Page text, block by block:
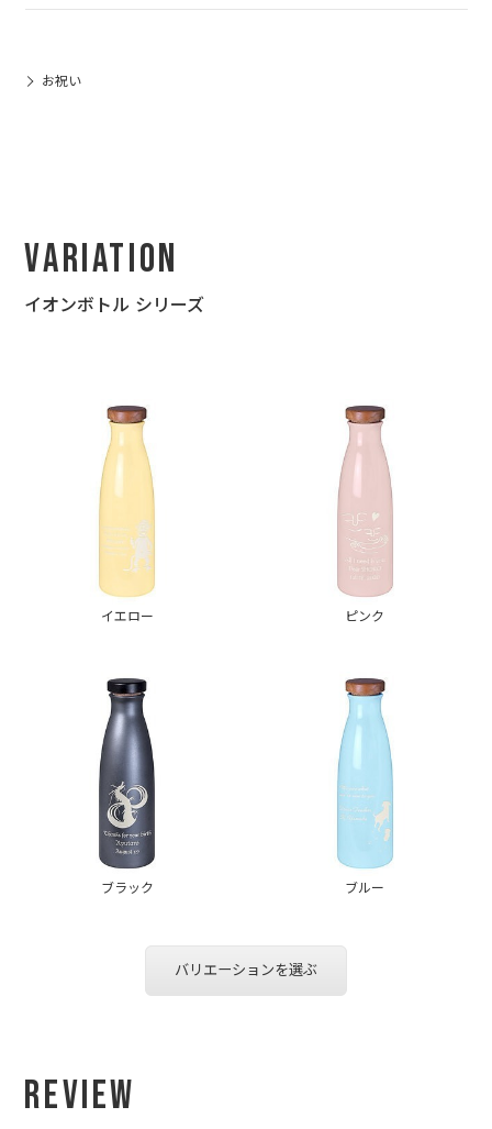
お祝い
Variation
イオンボトル シリーズ
イエロー ピンク
ブラック ブルー
バリエーションを選ぶ
Review